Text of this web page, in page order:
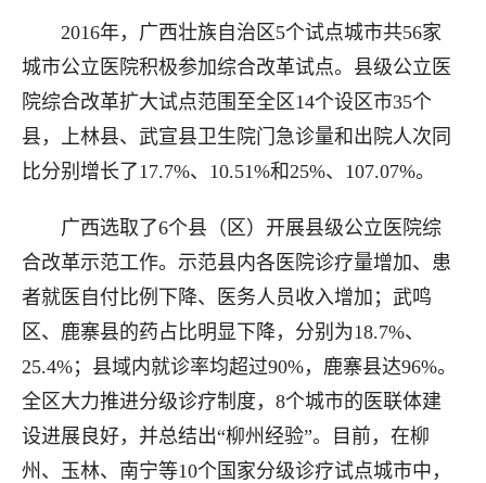
2016年，广西壮族自治区5个试点城市共56家
城市公立医院积极参加综合改革试点。县级公立医
院综合改革扩大试点范围至全区14个设区市35个
县，上林县、武宣县卫生院门急诊量和出院人次同
比分别增长了17.7%、10.51%和25%、107.07%。
广西选取了6个县（区）开展县级公立医院综
合改革示范工作。示范县内各医院诊疗量增加、患
者就医自付比例下降、医务人员收入增加；武鸣
区、鹿寨县的药占比明显下降，分别为18.7%、
25.4%；县域内就诊率均超过90%，鹿寨县达96%。
全区大力推进分级诊疗制度，8个城市的医联体建
设进展良好，并总结出“柳州经验”。目前，在柳
州、玉林、南宁等10个国家分级诊疗试点城市中，